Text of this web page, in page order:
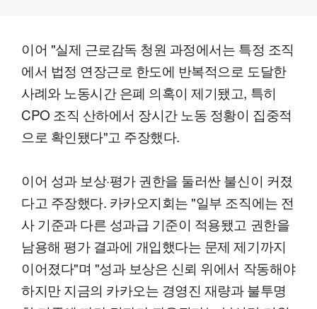
이어 "실제 근로감독 청원 과정에서는 특정 조직
에서 법정 연장근로 한도에 반복적으로 도달한
사례와 노동시간 은폐 의혹이 제기됐고, 특히
CPO 조직 산하에서 장시간 노동 정황이 집중적
으로 확인됐다"고 주장했다.
이어 성과 보상·평가 권한을 둘러싼 불신이 커졌
다고 주장했다. 카카오지회는 "일부 조직에는 전
사 기준과 다른 성과급 기준이 적용됐고 권한을
남용해 평가 결과에 개입했다는 문제 제기까지
이어졌다"며 "성과 보상은 신뢰 위에서 작동해야
하지만 지금의 카카오는 경영진 재량과 불투명